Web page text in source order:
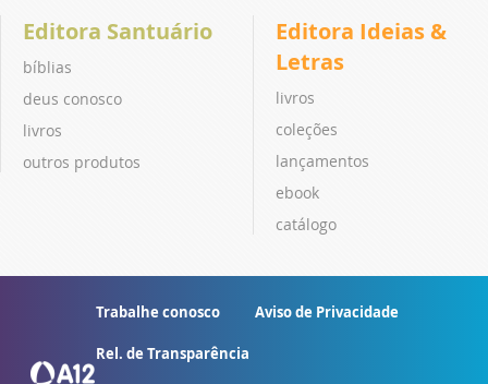
Editora Santuário
bíblias
deus conosco
livros
outros produtos
Editora Ideias &
Letras
livros
coleções
lançamentos
ebook
catálogo
Trabalhe conosco Aviso de Privacidade
Rel. de Transparência